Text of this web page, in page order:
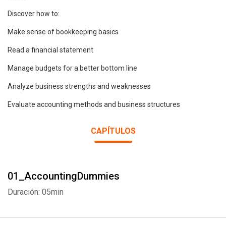
Discover how to:
Make sense of bookkeeping basics
Read a financial statement
Manage budgets for a better bottom line
Analyze business strengths and weaknesses
Evaluate accounting methods and business structures
CAPÍTULOS
01_AccountingDummies
Duración: 05min